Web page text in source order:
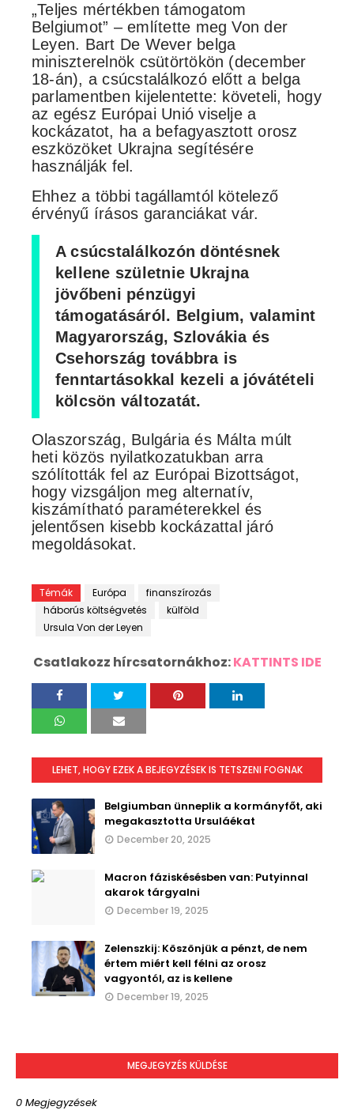
„Teljes mértékben támogatom
Belgiumot” – említette meg Von der
Leyen. Bart De Wever belga
miniszterelnök csütörtökön (december
18-án), a csúcstalálkozó előtt a belga
parlamentben kijelentette: követeli, hogy
az egész Európai Unió viselje a
kockázatot, ha a befagyasztott orosz
eszközöket Ukrajna segítésére
használják fel.
Ehhez a többi tagállamtól kötelező
érvényű írásos garanciákat vár.
A csúcstalálkozón döntésnek
kellene születnie Ukrajna
jövőbeni pénzügyi
támogatásáról. Belgium, valamint
Magyarország, Szlovákia és
Csehország továbbra is
fenntartásokkal kezeli a jóvátételi
kölcsön változatát.
Olaszország, Bulgária és Málta múlt
heti közös nyilatkozatukban arra
szólították fel az Európai Bizottságot,
hogy vizsgáljon meg alternatív,
kiszámítható paraméterekkel és
jelentősen kisebb kockázattal járó
megoldásokat.
Témák Európa
finanszírozás
háborús költségvetés
külföld
Ursula Von der Leyen
Csatlakozz hírcsatornákhoz:KATTINTS IDE
LEHET, HOGY EZEK A BEJEGYZÉSEK IS TETSZENI FOGNAK
Belgiumban ünneplik a kormányfőt, aki
megakasztotta Ursuláékat
December 20, 2025
Macron fáziskésésben van: Putyinnal
akarok tárgyalni
December 19, 2025
Zelenszkij: Köszönjük a pénzt, de nem
értem miért kell félni az orosz
vagyontól, az is kellene
December 19, 2025
MEGJEGYZÉS KÜLDÉSE
0 Megjegyzések